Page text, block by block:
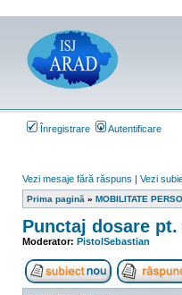
Înregistrare Autentificare
Vezi mesaje fără răspuns | Vezi
Prima pagină » MOBILITATE
Punctaj dosare
Moderator: PistolSebastian
Scrie un subiect